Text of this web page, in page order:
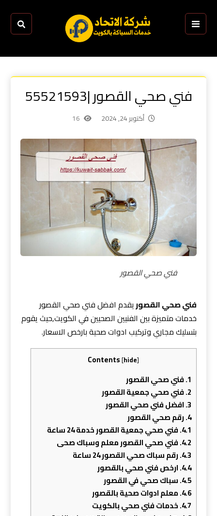
فني صحي القصور |55521593
أكتوبر 24, 2024 16
فني صحي القصور
فني صحي القصوريقدم افضل فني صحي القصور
خدمات متميزة بين الفنيين الصحيين في الكويت,حيث يقوم
بتسليك مجاري وتركيب ادوات صحية بارخص الاسعار.
Contents[hide]
1. فني صحي القصور
2. فني صحي جمعية القصور
3. افضل فني صحي القصور
4. رقم صحي القصور
4.1. فني صحي جمعية القصور خدمة 24 ساعة
4.2. فني صحي القصور معلم وسباك صحى
4.3. رقم سباك صحي القصور 24 ساعة
4.4. ارخص فني صحي بالقصور
4.5. سباك صحي في القصور
4.6. معلم ادوات صحية بالقصور
4.7. خدمات فني صحي بالكويت